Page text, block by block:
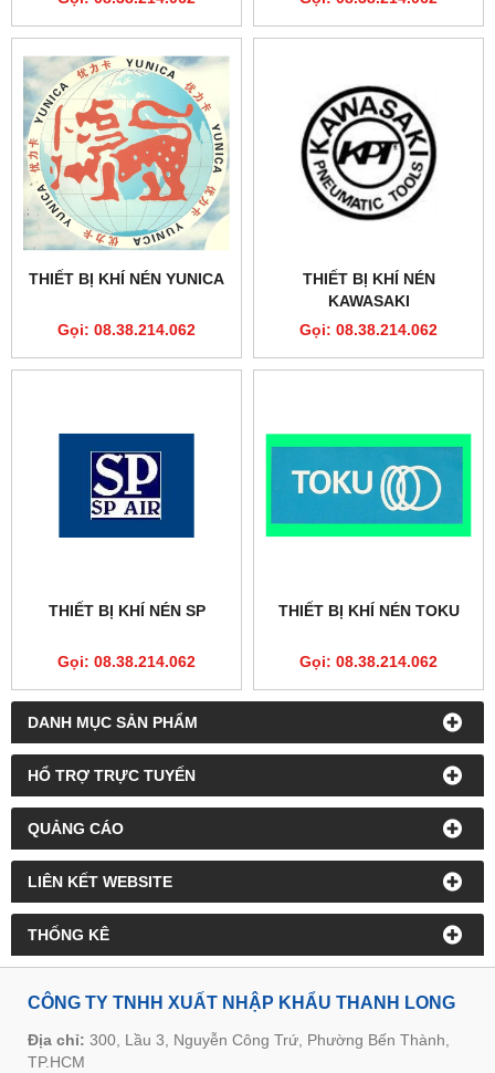
DANH MỤC SẢN PHẨM
HỔ TRỢ TRỰC TUYẾN
QUẢNG CÁO
LIÊN KẾT WEBSITE
THỐNG KÊ
THIẾT BỊ KHÍ NÉN YUNICA
Gọi: 08.38.214.062
THIẾT BỊ KHÍ NÉN
KAWASAKI
Gọi: 08.38.214.062
THIẾT BỊ KHÍ NÉN SP
Gọi: 08.38.214.062
THIẾT BỊ KHÍ NÉN TOKU
Gọi: 08.38.214.062
CÔNG TY TNHH XUẤT NHẬP KHẨU THANH LONG
Địa chỉ: 300, Lầu 3, Nguyễn Công Trứ, Phường Bến Thành,
TP.HCM